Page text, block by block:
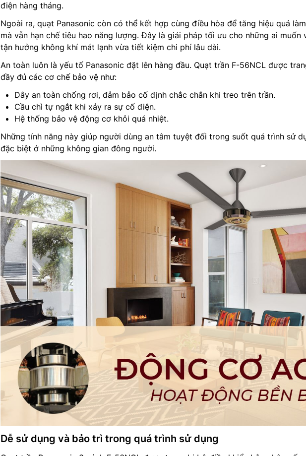
điện hàng tháng.
Ngoài ra, quạt Panasonic còn có thể kết hợp cùng điều hòa để tăng hiệu quả
mà vẫn hạn chế tiêu hao năng lượng. Đây là giải pháp tối ưu cho những ai muốn
tận hưởng không khí mát lạnh vừa tiết kiệm chi phí lâu dài.
An toàn luôn là yếu tố Panasonic đặt lên hàng đầu. Quạt trần F-56NCL được
đầy đủ các cơ chế bảo vệ như:
Dây an toàn chống rơi, đảm bảo cố định chắc chắn khi treo trên trần.
Cầu chì tự ngắt khi xảy ra sự cố điện.
Hệ thống bảo vệ động cơ khỏi quá nhiệt.
Những tính năng này giúp người dùng an tâm tuyệt đối trong suốt quá trình sử
đặc biệt ở những không gian đông người.
Dễ sử dụng và bảo trì trong quá trình sử dụng